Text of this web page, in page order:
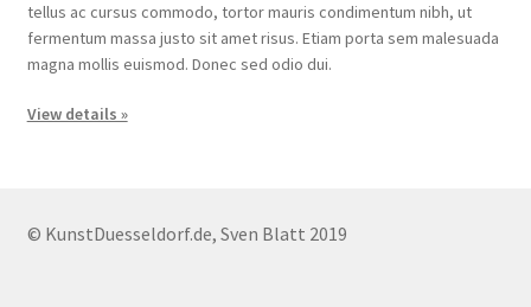
tellus ac cursus commodo, tortor mauris condimentum nibh, ut
fermentum massa justo sit amet risus. Etiam porta sem malesuada
magna mollis euismod. Donec sed odio dui.
View details »
© KunstDuesseldorf.de, Sven Blatt 2019